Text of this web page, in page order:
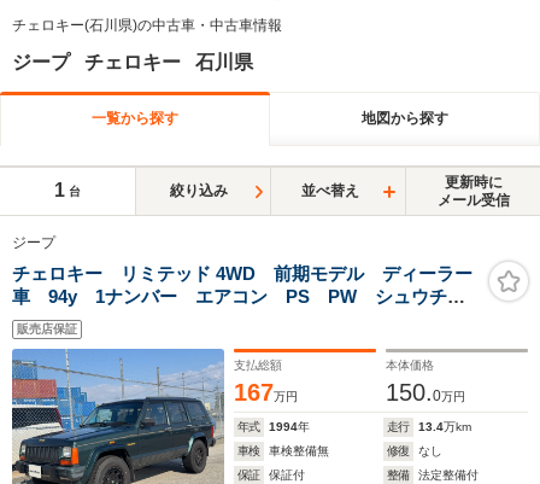
チェロキー(石川県)の中古車・中古車情報
ジープ チェロキー 石川県
一覧から探す 地図から探す
1 台 絞り込み 並べ替え
更新時に
メール受信
ジープ
チェロキー リミテッド 4WD 前期モデル ディーラー
車 94y 1ナンバー エアコン PS PW シュウチュ
ウドアロック 純正ホイール&BFグッドリッチ M/Tタイ
ヤ付属
販売店保証
支払総額
167万円
本体価格
150.0万円
年式 1994年 走行 13.4万km
車検
車検整備無 修復
なし
保証
保証付 整備
法定整備付